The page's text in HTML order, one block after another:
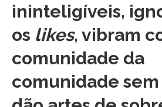
ininteligíveis,
os likes, vibram
comunidade da
comunidade